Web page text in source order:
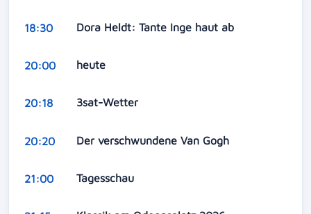
18:30 Dora Heldt: Tante Inge haut ab
20:00 heute
20:18 3sat-Wetter
20:20 Der verschwundene Van Gogh
21:00 Tagesschau